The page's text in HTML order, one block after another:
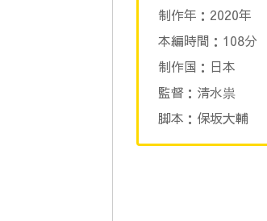
制作年：2020年
本編時間：108分
制作国：日本
監督：清水祟
脚本：保坂大輔